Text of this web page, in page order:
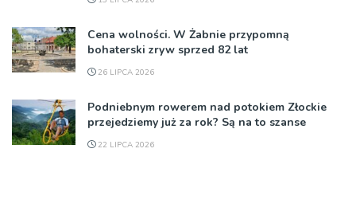
Cena wolności. W Żabnie przypomną
bohaterski zryw sprzed 82 lat
26 LIPCA 2026
Podniebnym rowerem nad potokiem Złockie
przejedziemy już za rok? Są na to szanse
22 LIPCA 2026